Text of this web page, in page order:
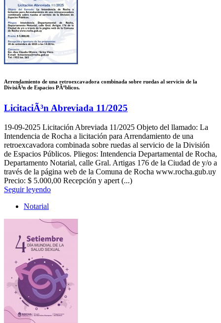
Arrendamiento de una retroexcavadora combinada sobre ruedas al servicio de la
DivisiÃ³n de Espacios PÃºblicos.
LicitaciÃ³n Abreviada 11/2025
19-09-2025 Licitación Abreviada 11/2025 Objeto del llamado: La
Intendencia de Rocha a licitación para Arrendamiento de una
retroexcavadora combinada sobre ruedas al servicio de la División
de Espacios Públicos. Pliegos: Intendencia Departamental de Rocha,
Departamento Notarial, calle Gral. Artigas 176 de la Ciudad de y/o a
través de la página web de la Comuna de Rocha www.rocha.gub.uy
Precio: $ 5.000,00 Recepción y apert (...)
Seguir leyendo
Notarial